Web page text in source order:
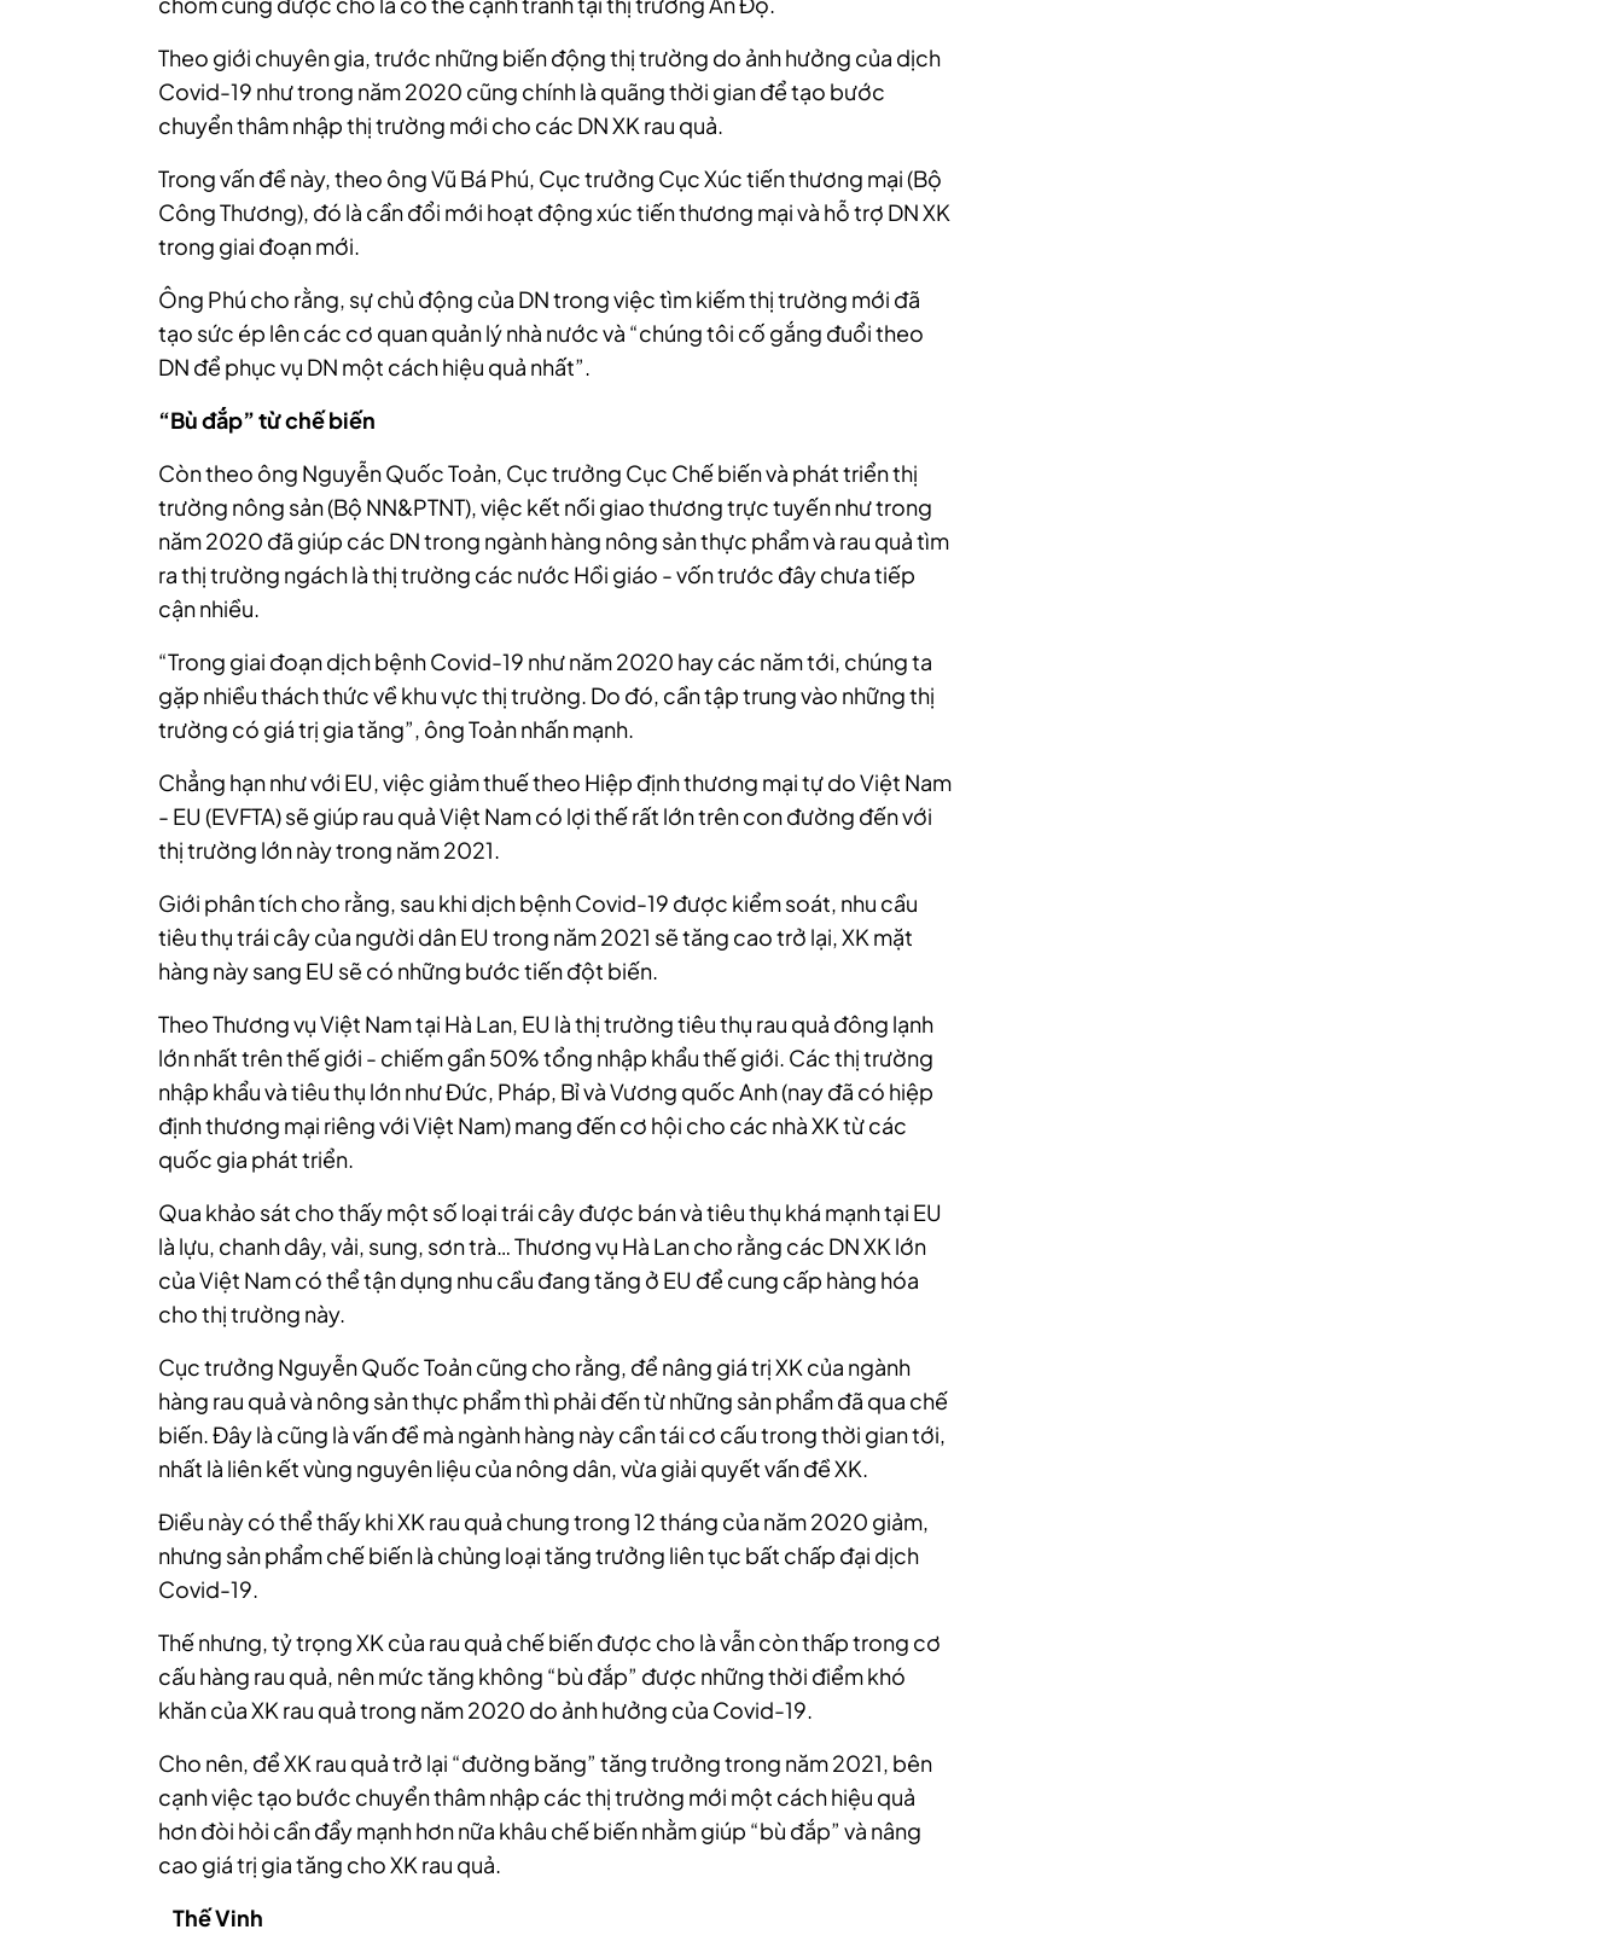
Theo giới chuyên gia, trước những biến động thị trường do ảnh hưởng của dịch
Covid-19 như trong năm 2020 cũng chính là quãng thời gian để tạo bước
chuyển thâm nhập thị trường mới cho các DN XK rau quả.
Trong vấn đề này, theo ông Vũ Bá Phú, Cục trưởng Cục Xúc tiến thương mại (Bộ
Công Thương), đó là cần đổi mới hoạt động xúc tiến thương mại và hỗ trợ DN XK
trong giai đoạn mới.
Ông Phú cho rằng, sự chủ động của DN trong việc tìm kiếm thị trường mới đã
tạo sức ép lên các cơ quan quản lý nhà nước và “chúng tôi cố gắng đuổi theo
DN để phục vụ DN một cách hiệu quả nhất”.
“Bù đắp” từ chế biến
Còn theo ông Nguyễn Quốc Toản, Cục trưởng Cục Chế biến và phát triển thị
trường nông sản (Bộ NN&PTNT), việc kết nối giao thương trực tuyến như trong
năm 2020 đã giúp các DN trong ngành hàng nông sản thực phẩm và rau quả tìm
ra thị trường ngách là thị trường các nước Hồi giáo - vốn trước đây chưa tiếp
cận nhiều.
“Trong giai đoạn dịch bệnh Covid-19 như năm 2020 hay các năm tới, chúng ta
gặp nhiều thách thức về khu vực thị trường. Do đó, cần tập trung vào những thị
trường có giá trị gia tăng”, ông Toản nhấn mạnh.
Chẳng hạn như với EU, việc giảm thuế theo Hiệp định thương mại tự do Việt Nam
- EU (EVFTA) sẽ giúp rau quả Việt Nam có lợi thế rất lớn trên con đường đến với
thị trường lớn này trong năm 2021.
Giới phân tích cho rằng, sau khi dịch bệnh Covid-19 được kiểm soát, nhu cầu
tiêu thụ trái cây của người dân EU trong năm 2021 sẽ tăng cao trở lại, XK mặt
hàng này sang EU sẽ có những bước tiến đột biến.
Theo Thương vụ Việt Nam tại Hà Lan, EU là thị trường tiêu thụ rau quả đông lạnh
lớn nhất trên thế giới - chiếm gần 50% tổng nhập khẩu thế giới. Các thị trường
nhập khẩu và tiêu thụ lớn như Đức, Pháp, Bỉ và Vương quốc Anh (nay đã có hiệp
định thương mại riêng với Việt Nam) mang đến cơ hội cho các nhà XK từ các
quốc gia phát triển.
Qua khảo sát cho thấy một số loại trái cây được bán và tiêu thụ khá mạnh tại EU
là lựu, chanh dây, vải, sung, sơn trà… Thương vụ Hà Lan cho rằng các DN XK lớn
của Việt Nam có thể tận dụng nhu cầu đang tăng ở EU để cung cấp hàng hóa
cho thị trường này.
Cục trưởng Nguyễn Quốc Toản cũng cho rằng, để nâng giá trị XK của ngành
hàng rau quả và nông sản thực phẩm thì phải đến từ những sản phẩm đã qua chế
biến. Đây là cũng là vấn đề mà ngành hàng này cần tái cơ cấu trong thời gian tới,
nhất là liên kết vùng nguyên liệu của nông dân, vừa giải quyết vấn đề XK.
Điều này có thể thấy khi XK rau quả chung trong 12 tháng của năm 2020 giảm,
nhưng sản phẩm chế biến là chủng loại tăng trưởng liên tục bất chấp đại dịch
Covid-19.
Thế nhưng, tỷ trọng XK của rau quả chế biến được cho là vẫn còn thấp trong cơ
cấu hàng rau quả, nên mức tăng không “bù đắp” được những thời điểm khó
khăn của XK rau quả trong năm 2020 do ảnh hưởng của Covid-19.
Cho nên, để XK rau quả trở lại “đường băng” tăng trưởng trong năm 2021, bên
cạnh việc tạo bước chuyển thâm nhập các thị trường mới một cách hiệu quả
hơn đòi hỏi cần đẩy mạnh hơn nữa khâu chế biến nhằm giúp “bù đắp” và nâng
cao giá trị gia tăng cho XK rau quả.
Thế Vinh